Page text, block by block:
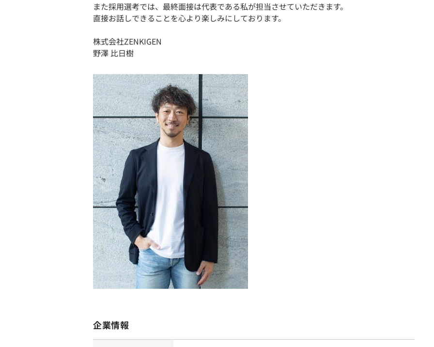
また採用選考では、最終面接は代表である私が担当させていただきます。
直接お話しできることを心より楽しみにしております。
株式会社ZENKIGEN
野澤 比日樹
企業情報